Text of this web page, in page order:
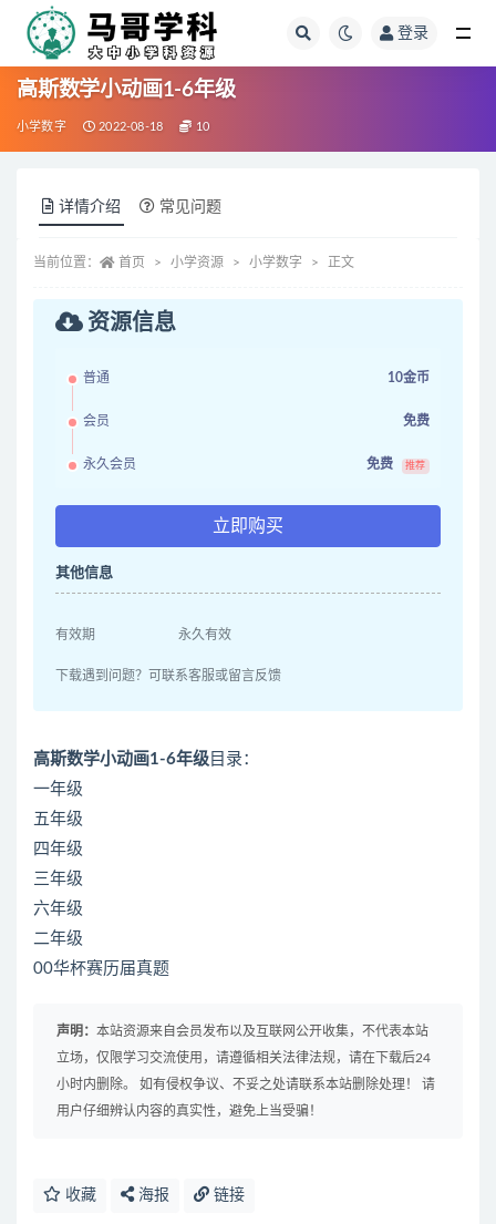
登录
高斯数学小动画1-6年级
小学数字 2022-08-18 10
详情介绍 常见问题
当前位置： 首页 小学资源 小学数字 正文
资源信息
普通 10金币
会员 免费
永久会员 免费 推荐
立即购买
其他信息
有效期 永久有效
下载遇到问题？可联系客服或留言反馈
高斯数学小动画1-6年级 目录：
一年级
五年级
四年级
三年级
六年级
二年级
00华杯赛历届真题
声明： 本站资源来自会员发布以及互联网公开收集，不代表本站
立场，仅限学习交流使用，请遵循相关法律法规，请在下载后24
小时内删除。 如有侵权争议、不妥之处请联系本站删除处理！ 请
用户仔细辨认内容的真实性，避免上当受骗！
收藏 海报 链接
全部